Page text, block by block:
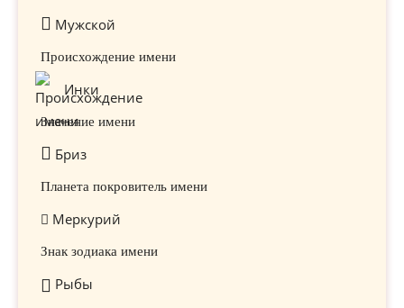
Мужской
Происхождение имени
Инки
Значение имени
Бриз
Планета покровитель имени
Меркурий
Знак зодиака имени
Рыбы